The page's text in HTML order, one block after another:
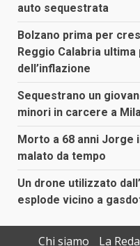
auto sequestrata
Bolzano prima per
Reggio Calabria
dell’inflazione
Sequestrano un
minori in carcere a
Morto a 68 anni Jorge
malato da tempo
Un drone utilizzato
esplode vicino a
Chi siamo La